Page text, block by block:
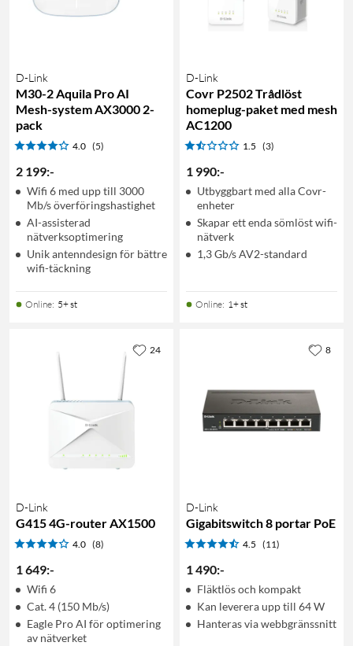
D-Link
M30-2 Aquila Pro AI
Mesh-system AX3000 2-
pack
4.0 (5)
2 199:-
Wifi 6 med upp till 3000
Mb/s överföringshastighet
AI-assisterad
nätverksoptimering
Unik antenndesign för bättre
wifi-täckning
Online: 5+ st
D-Link
Covr P2502 Trådlöst
homeplug-paket med mesh
AC1200
1.5 (3)
1 990:-
Utbyggbart med alla Covr-
enheter
Skapar ett enda sömlöst wifi-
nätverk
1,3 Gb/s AV2-standard
Online: 1+ st
D-Link
G415 4G-router AX1500
4.0 (8)
1 649:-
Wifi 6
Cat. 4 (150 Mb/s)
Eagle Pro AI för optimering
av nätverket
24
D-Link
Gigabitswitch 8 portar PoE
4.5 (11)
1 490:-
Fläktlös och kompakt
Kan leverera upp till 64 W
Hanteras via webbgränssnitt
8